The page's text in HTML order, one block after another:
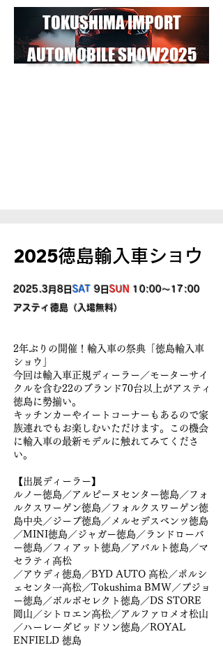
​​TOKUSHIMA IMPORT
AUTOMOBILE SHOW2025
​2025徳島輸入車ショウ
2025.3月8日SAT 9日SUN 10:00～17:00
アスティ徳島（入場無料）
​2年ぶりの開催！輸入車の祭典「徳島輸入車
ショウ」
今回は輸入車正規ディーラー／モーターサイ
クルを含む22のブランド70台以上がアスティ
徳島に​勢揃い。
キッチンカーやイートコーナーもあるので家
族連れでもお楽しむいただけます。この機会
に輸入車の最新モデルに触れてみてくださ
い。
【出展ディーラー】
ルノー徳島／アルピーヌセンター徳島／フォ
ルクスワーゲン徳島／フォルクスワーゲン徳
島中央／ジープ徳島／メルセデスベンツ徳島
／MINI徳島／ジャガー徳島／ランドローバ
ー徳島／フィアット徳島／アバルト徳島／マ
セラティ高松
／アウディ徳島／BYD AUTO 高松／ポルシ
ェセンタ一高松／Tokushima BMW／プジョ
ー徳島／ボルボセレクト徳島／DS STORE
岡山／シトロエン高松／アルファロメオ松山
／ハーレーダビッドソン徳島／ROYAL
ENFIELD 徳島